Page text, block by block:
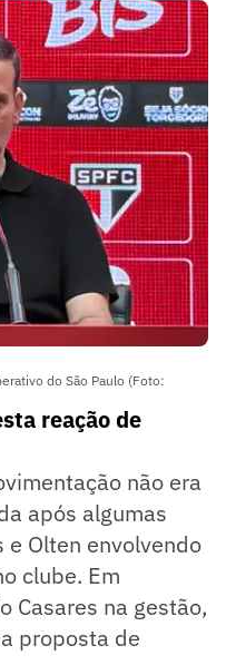
do São Paulo (Foto:
reação de
não era
após algumas
Olten envolvendo
clube. Em
Casares na gestão,
proposta de